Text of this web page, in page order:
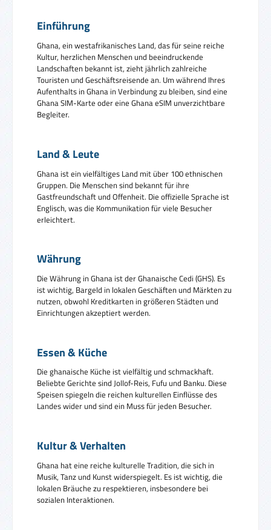
Einführung
Ghana, ein westafrikanisches Land, das für seine reiche
Kultur, herzlichen Menschen und beeindruckende
Landschaften bekannt ist, zieht jährlich zahlreiche
Touristen und Geschäftsreisende an. Um während Ihres
Aufenthalts in Ghana in Verbindung zu bleiben, sind eine
Ghana SIM-Karte oder eine Ghana eSIM unverzichtbare
Begleiter.
Land & Leute
Ghana ist ein vielfältiges Land mit über 100 ethnischen
Gruppen. Die Menschen sind bekannt für ihre
Gastfreundschaft und Offenheit. Die offizielle Sprache ist
Englisch, was die Kommunikation für viele Besucher
erleichtert.
Währung
Die Währung in Ghana ist der Ghanaische Cedi (GHS). Es
ist wichtig, Bargeld in lokalen Geschäften und Märkten zu
nutzen, obwohl Kreditkarten in größeren Städten und
Einrichtungen akzeptiert werden.
Essen & Küche
Die ghanaische Küche ist vielfältig und schmackhaft.
Beliebte Gerichte sind Jollof-Reis, Fufu und Banku. Diese
Speisen spiegeln die reichen kulturellen Einflüsse des
Landes wider und sind ein Muss für jeden Besucher.
Kultur & Verhalten
Ghana hat eine reiche kulturelle Tradition, die sich in
Musik, Tanz und Kunst widerspiegelt. Es ist wichtig, die
lokalen Bräuche zu respektieren, insbesondere bei
sozialen Interaktionen.